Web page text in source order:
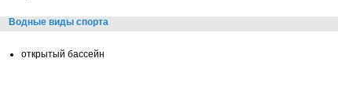
Водные виды спорта
открытый бассейн